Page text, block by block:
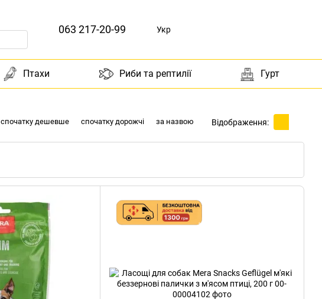
063 217-20-99 Укр
Птахи Риби та рептилії Гурт
спочатку дешевше спочатку дорожчі за назвою Відображення: